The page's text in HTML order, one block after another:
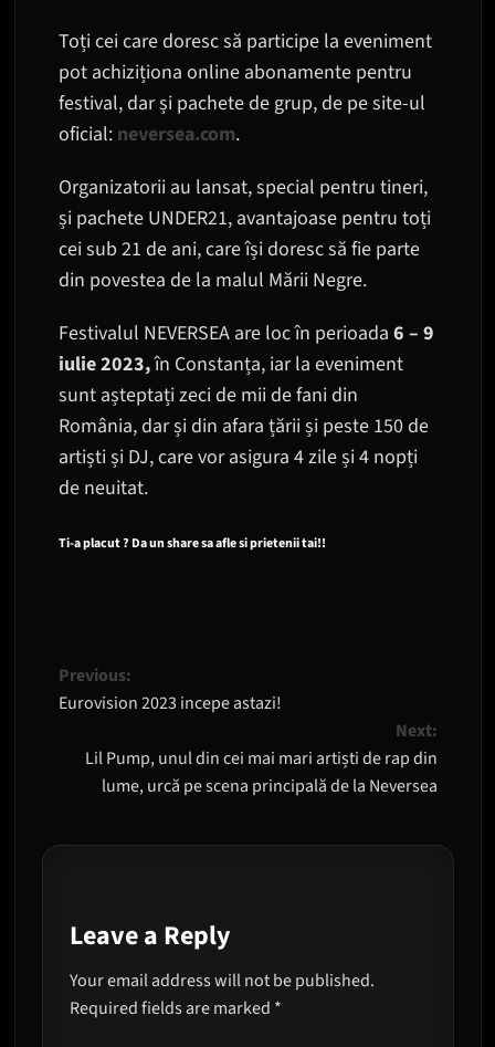
Toți cei care doresc să participe la eveniment
pot achiziționa online abonamente pentru
festival, dar și pachete de grup, de pe site-ul
oficial: neversea.com.
Organizatorii au lansat, special pentru tineri,
și pachete UNDER21, avantajoase pentru toți
cei sub 21 de ani, care își doresc să fie parte
din povestea de la malul Mării Negre.
Festivalul NEVERSEA are loc în perioada 6 – 9
iulie 2023,în Constanța, iar la eveniment
sunt așteptați zeci de mii de fani din
România, dar și din afara țării și peste 150 de
artiști și DJ, care vor asigura 4 zile și 4 nopți
de neuitat.
Ti-a placut ? Da un share sa afle si prietenii tai!!
Post
navigation
Previous:
Eurovision 2023 incepe astazi!
Next:
Lil Pump, unul din cei mai mari artiști de rap din
lume, urcă pe scena principală de la Neversea
Leave a Reply
Your email address will not be published.
Required fields are marked *